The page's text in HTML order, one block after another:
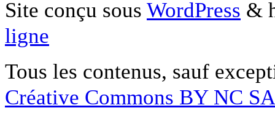
Site conçu sous WordPress &
ligne
Tous les contenus, sauf
Créative Commons BY NC SA